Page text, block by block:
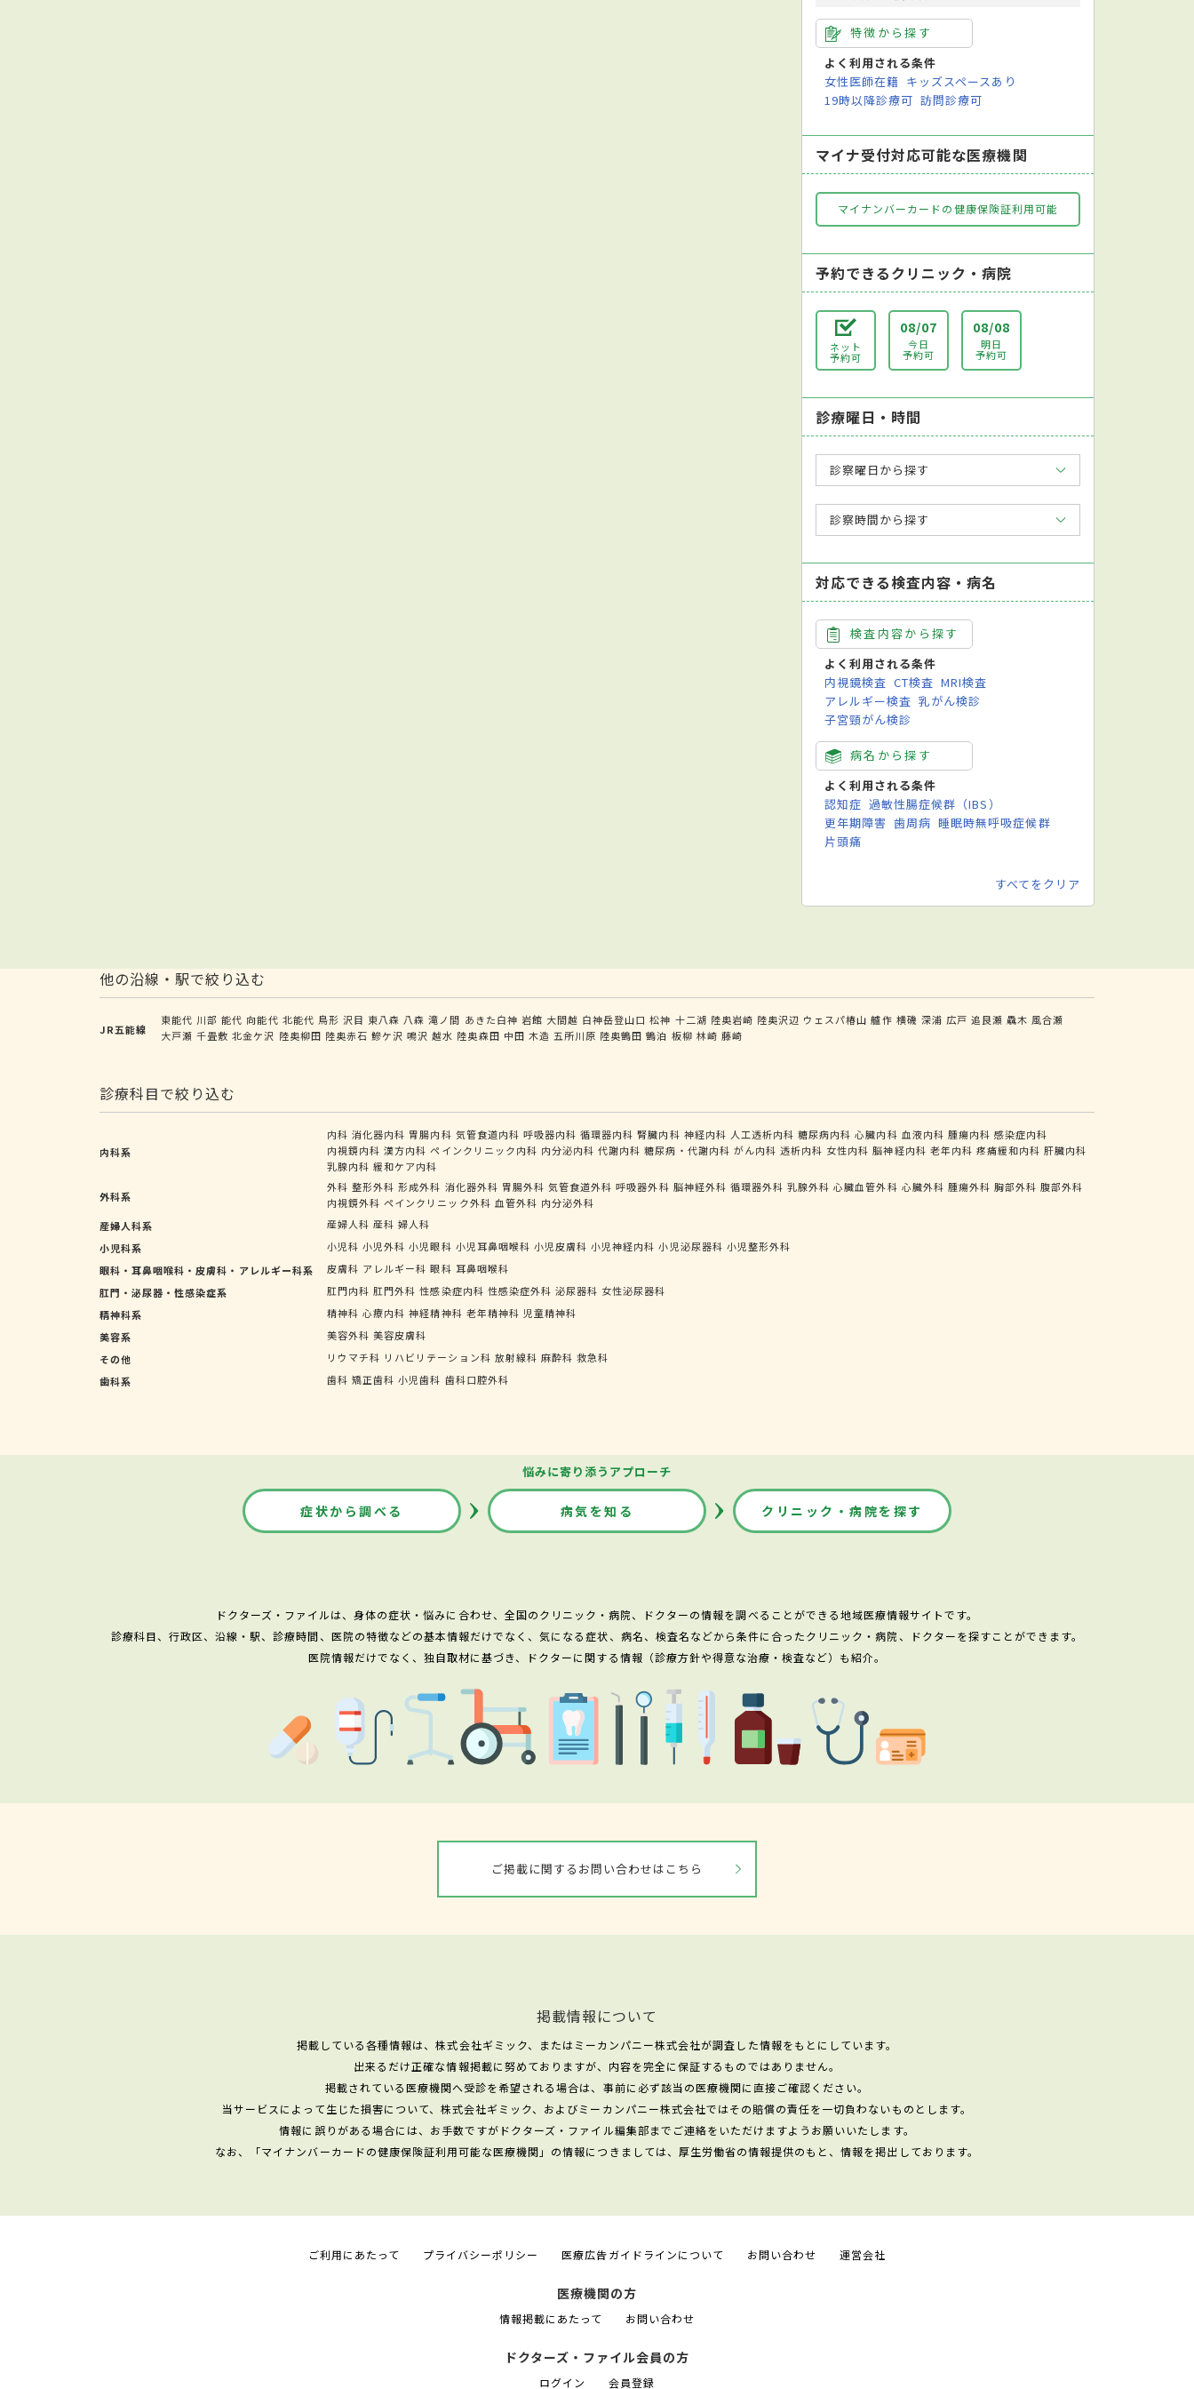
特徴から探す
よく利用される条件
女性医師在籍 キッズスペースあり
19時以降診療可 訪問診療可
マイナ受付対応可能な医療機関
マイナンバーカードの健康保険証利用可能
予約できるクリニック・病院
ネット
予約可
08/07
今日
予約可
08/08
明日
予約可
診療曜日・時間
診察曜日から探す
診察時間から探す
対応できる検査内容・病名
検査内容から探す
よく利用される条件
内視鏡検査 CT検査 MRI検査
アレルギー検査 乳がん検診
子宮頸がん検診
病名から探す
よく利用される条件
認知症 過敏性腸症候群（IBS）
更年期障害 歯周病 睡眠時無呼吸症候群
片頭痛
すべてをクリア
他の沿線・駅で絞り込む
JR五能線
東能代 川部 能代 向能代 北能代 鳥形 沢目 東八森 八森 滝ノ間 あきた白神 岩館 大間越 白神岳登山口 松神 十二湖 陸奥岩崎 陸奥沢辺 ウェスパ椿山 艫作 横磯 深浦 広戸 追良瀬 驫木 風合瀬
大戸瀬 千畳敷 北金ケ沢 陸奥柳田 陸奥赤石 鰺ケ沢 鳴沢 越水 陸奥森田 中田 木造 五所川原 陸奥鶴田 鶴泊 板柳 林崎 藤崎
診療科目で絞り込む
内科系
内科 消化器内科 胃腸内科 気管食道内科 呼吸器内科 循環器内科 腎臓内科 神経内科 人工透析内科 糖尿病内科 心臓内科 血液内科 腫瘍内科 感染症内科
内視鏡内科 漢方内科 ペインクリニック内科 内分泌内科 代謝内科 糖尿病・代謝内科 がん内科 透析内科 女性内科 脳神経内科 老年内科 疼痛緩和内科 肝臓内科
乳腺内科 緩和ケア内科
外科系
外科 整形外科 形成外科 消化器外科 胃腸外科 気管食道外科 呼吸器外科 脳神経外科 循環器外科 乳腺外科 心臓血管外科 心臓外科 腫瘍外科 胸部外科 腹部外科
内視鏡外科 ペインクリニック外科 血管外科 内分泌外科
産婦人科系
産婦人科 産科 婦人科
小児科系
小児科 小児外科 小児眼科 小児耳鼻咽喉科 小児皮膚科 小児神経内科 小児泌尿器科 小児整形外科
眼科・耳鼻咽喉科・皮膚科・アレルギー科系
皮膚科 アレルギー科 眼科 耳鼻咽喉科
肛門・泌尿器・性感染症系
肛門内科 肛門外科 性感染症内科 性感染症外科 泌尿器科 女性泌尿器科
精神科系
精神科 心療内科 神経精神科 老年精神科 児童精神科
美容系
美容外科 美容皮膚科
その他
リウマチ科 リハビリテーション科 放射線科 麻酔科 救急科
歯科系
歯科 矯正歯科 小児歯科 歯科口腔外科
悩みに寄り添うアプローチ
症状から調べる 病気を知る クリニック・病院を探す
ドクターズ・ファイルは、身体の症状・悩みに合わせ、全国のクリニック・病院、ドクターの情報を調べることができる地域医療情報サイトです。
診療科目、行政区、沿線・駅、診療時間、医院の特徴などの基本情報だけでなく、気になる症状、病名、検査名などから条件に合ったクリニック・病院、ドクターを探すことができます。
医院情報だけでなく、独自取材に基づき、ドクターに関する情報（診療方針や得意な治療・検査など）も紹介。
ご掲載に関するお問い合わせはこちら
掲載情報について
掲載している各種情報は、株式会社ギミック、またはミーカンパニー株式会社が調査した情報をもとにしています。
出来るだけ正確な情報掲載に努めておりますが、内容を完全に保証するものではありません。
掲載されている医療機関へ受診を希望される場合は、事前に必ず該当の医療機関に直接ご確認ください。
当サービスによって生じた損害について、株式会社ギミック、およびミーカンパニー株式会社ではその賠償の責任を一切負わないものとします。
情報に誤りがある場合には、お手数ですがドクターズ・ファイル編集部までご連絡をいただけますようお願いいたします。
なお、「マイナンバーカードの健康保険証利用可能な医療機関」の情報につきましては、厚生労働省の情報提供のもと、情報を掲出しております。
ご利用にあたって プライバシーポリシー 医療広告ガイドラインについて お問い合わせ 運営会社
医療機関の方
情報掲載にあたって お問い合わせ
ドクターズ・ファイル会員の方
ログイン 会員登録